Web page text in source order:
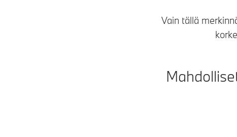
Vain tällä